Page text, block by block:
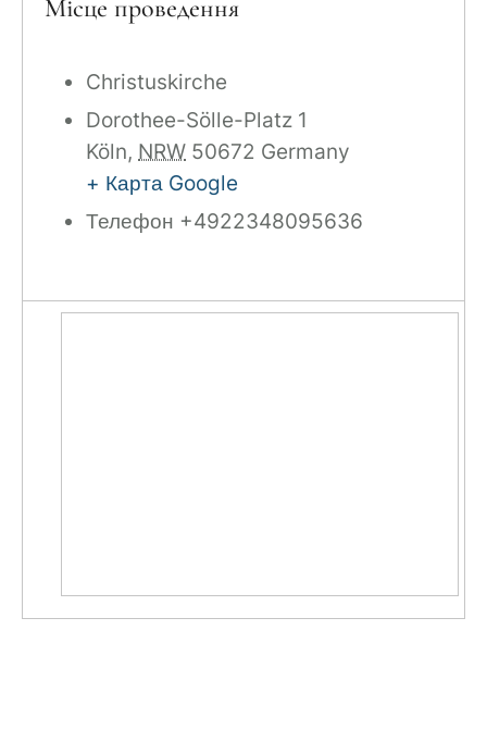
Місце проведення
Christuskirche
Dorothee-Sölle-Platz 1
Köln, NRW 50672 Germany
+ Карта Google
Телефон +4922348095636